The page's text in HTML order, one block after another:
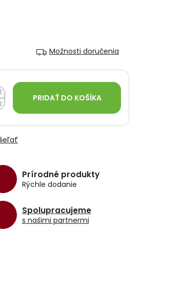
Možnosti doručenia
PRIDAŤ DO KOŠÍKA
Prírodné produkty
Rýchle dodanie
Spolupracujeme
s našimi partnermi